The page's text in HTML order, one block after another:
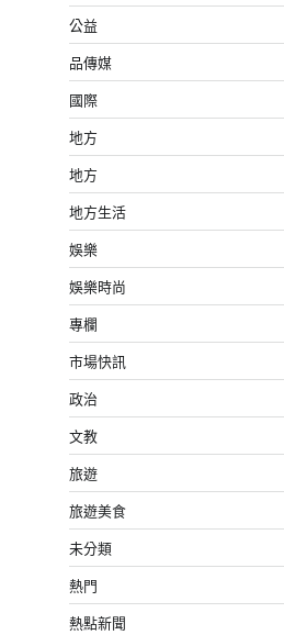
公益
品傳媒
國際
地方
地方
地方生活
娛樂
娛樂時尚
專欄
市場快訊
政治
文教
旅遊
旅遊美食
未分類
熱門
熱點新聞